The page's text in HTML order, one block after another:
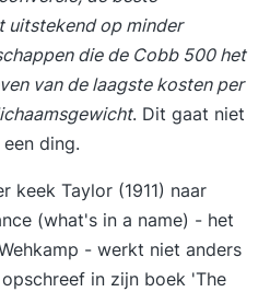
marketingplan
met het schrijven van een
van een buyer
Onderwerpen:
experience en
• Paper over HR-
organisatie Als
schrijf je een paper
uitstekend op minder
die de Cobb 500 het
van de laagste kosten per
. Dit gaat niet
ding.
keek Taylor (1911) naar
(what's in a name) - het
- werkt niet anders
in zijn boek 'The